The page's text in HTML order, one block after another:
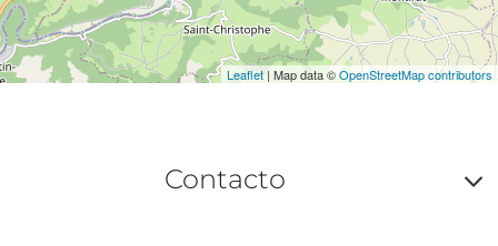
Leaflet | Map data ©OpenStreetMap contributors
Contacto